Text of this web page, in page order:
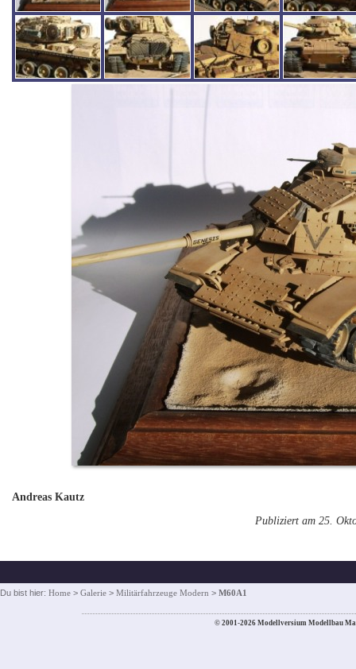
Andreas Kautz
Publiziert am 25.
Du bist hier: Home > Galerie > Militärfahrzeuge Modern > M60A1
© 2001-2026 Modellversium Modellbau